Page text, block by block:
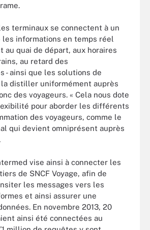
terminaux se connectent à un
informations en temps réel
au quai de départ, aux horaires
au retard des
- ainsi que les solutions de
la distiller uniformément auprès
des voyageurs. « Cela nous dote
pour aborder les différents
des voyageurs, comme le
qui devient omniprésent auprès
vise ainsi à connecter les
de SNCF Voyage, afin de
les messages vers les
et ainsi assurer une
En novembre 2013, 20
ainsi été connectées au